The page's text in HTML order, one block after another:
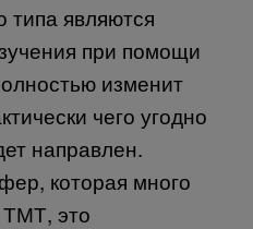
типа являются
при помощи
изменит
чего угодно
направлен.
которая много
ТМТ, это